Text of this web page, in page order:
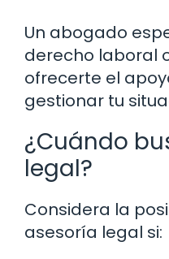
Un abogado
derecho laboral
ofrecerte el
gestionar tu
¿Cuándo
legal?
Considera la
asesoría legal si: